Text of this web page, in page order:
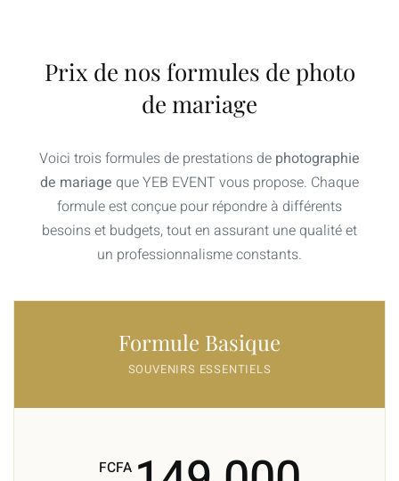
Prix de nos formules de photo
de mariage
Voici trois formules de prestations de photographie
de mariage que YEB EVENT vous propose. Chaque
formule est conçue pour répondre à différents
besoins et budgets, tout en assurant une qualité et
un professionnalisme constants.
Formule Basique
SOUVENIRS ESSENTIELS
FCFA